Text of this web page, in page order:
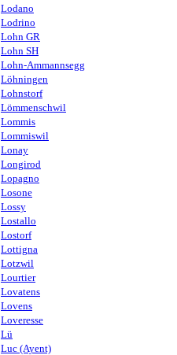
Lodano
Lodrino
Lohn GR
Lohn SH
Lohn-Ammannsegg
Löhningen
Lohnstorf
Lömmenschwil
Lommis
Lommiswil
Lonay
Longirod
Lopagno
Losone
Lossy
Lostallo
Lostorf
Lottigna
Lotzwil
Lourtier
Lovatens
Lovens
Loveresse
Lü
Luc (Ayent)